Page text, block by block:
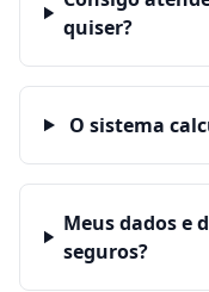
quiser?
O sistema
Meus dados e
seguros?